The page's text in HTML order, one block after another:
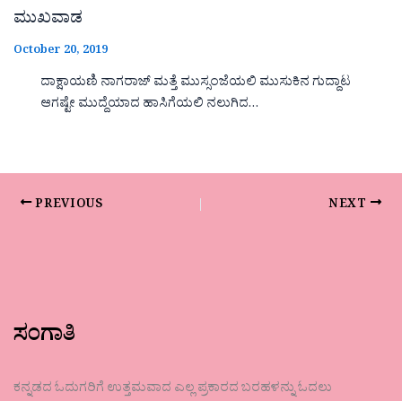
ಮುಖವಾಡ
October 20, 2019
ದಾಕ್ಷಾಯಣಿ ನಾಗರಾಜ್ ಮತ್ತೆ ಮುಸ್ಸಂಜೆಯಲಿ ಮುಸುಕಿನ ಗುದ್ದಾಟ
ಆಗಷ್ಟೇ ಮುದ್ದೆಯಾದ ಹಾಸಿಗೆಯಲಿ ನಲುಗಿದ…
PREVIOUS NEXT
ಸಂಗಾತಿ
ಕನ್ನಡದ ಓದುಗರಿಗೆ ಉತ್ತಮವಾದ ಎಲ್ಲ ಪ್ರಕಾರದ ಬರಹಳನ್ನು ಓದಲು